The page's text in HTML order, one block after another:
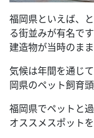
福岡県といえば、
る街並みが有名で
建造物が当時のま
気候は年間を通じ
岡県のペット飼育
福岡県でペットと
オススメスポット